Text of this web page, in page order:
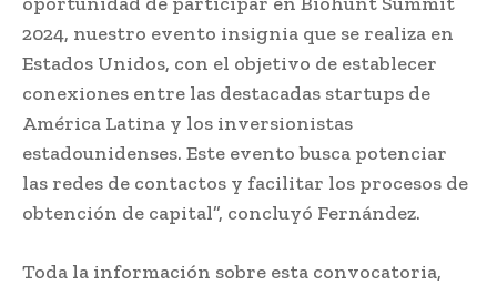
2024, nuestro evento insignia que se realiza en
Estados Unidos, con el objetivo de establecer
conexiones entre las destacadas startups de
América Latina y los inversionistas
estadounidenses. Este evento busca potenciar
las redes de contactos y facilitar los procesos de
obtención de capital”, concluyó Fernández.
Toda la información sobre esta convocatoria,